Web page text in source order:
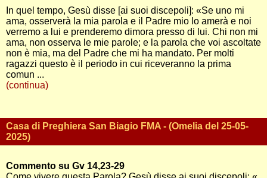
In quel tempo, Gesù disse [ai suoi discepoli]: «Se uno mi
ama, osserverà la mia parola e il Padre mio lo amerà e noi
verremo a lui e prenderemo dimora presso di lui. Chi non mi
ama, non osserva le mie parole; e la parola che voi ascoltate
non è mia, ma del Padre che mi ha mandato. Per molti
ragazzi questo è il periodo in cui riceveranno la prima
comun ...
(continua)
Casa di Preghiera San Biagio FMA - (Omelia del 25-05-
2025)
Commento su Gv 14,23-29